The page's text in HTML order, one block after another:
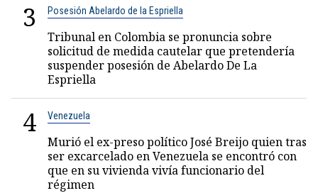
3 Posesión Abelardo de la Espriella
Tribunal en Colombia se pronuncia sobre
solicitud de medida cautelar que pretendería
suspender posesión de Abelardo De La
Espriella
4 Venezuela
Murió el ex-preso político José Breijo quien tras
ser excarcelado en Venezuela se encontró con
que en su vivienda vivía funcionario del
régimen